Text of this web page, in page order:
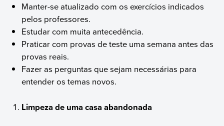
Manter-se atualizado com os exercícios indicados
pelos professores.
Estudar com muita antecedência.
Praticar com provas de teste uma semana antes das
provas reais.
Fazer as perguntas que sejam necessárias para
entender os temas novos.
Limpeza de uma casa abandonada